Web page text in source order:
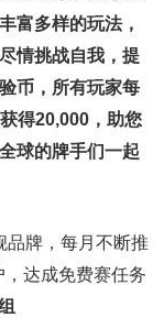
富多样的玩法，
情挑战自我，提
币，所有玩家每
得20,000，助您
球的牌手们一起
品牌，每月不断推
达成免费赛任务